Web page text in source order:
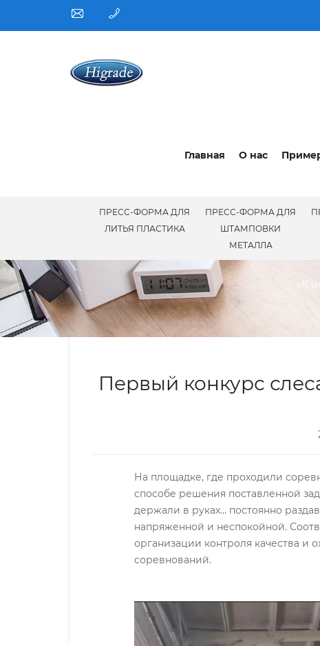
Главная О нас
ПРЕСС-ФОРМА ДЛЯ
ЛИТЬЯ ПЛАСТИКА
ПРЕСС-ФОРМА ДЛЯ
ШТАМПОВКИ
МЕТАЛЛА
«К
Первый конкурс
На площадке, где проходили
способе решения поставленной
держали в руках… постоянно
напряженной и неспокойной.
организации контроля качества
соревнований.